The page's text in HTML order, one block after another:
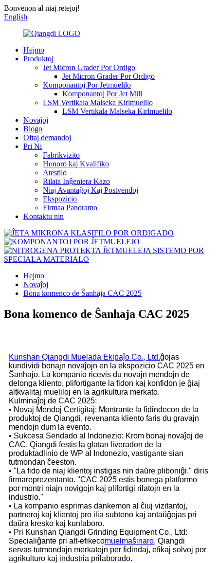
Bonvenon al niaj retejoj!
English
Hejmo
Produktoj
Jet Micron Grader Por Ordigo
Jet Micron Grader Por Ordigo
Komponantoj Por Jetmuelilo
Komponantoj Por Jet Mill
LSM Vertikala Malseka Kirlmuelilo
LSM Vertikala Malseka Kirlmuelilo
Novaĵoj
Blogo
Oftaj demandoj
Pri Ni
Fabrikvizito
Honoro kaj Kvalifiko
Atestilo
Rilata Inĝeniera Kazo
Niaj Avantaĝoj Kaj Postvendoj
Ekspozicio
Firmaa Panoramo
Kontaktu nin
Hejmo
Novaĵoj
Bona komenco de Ŝanhaja CAC 2025
Bona komenco de Ŝanhaja CAC 2025
Kunshan Qiangdi Muelada Ekipaĵo Co., Ltd.ĝojas
kundividi bonajn novaĵojn en la ekspozicio CAC 2025 en
Ŝanhajo. La kompanio ricevis du novajn mendojn de
delonga kliento, plifortigante la fidon kaj konfidon je ĝiaj
altkvalitaj mueliloj en la agrikultura merkato.
Kulminaĵoj de CAC 2025:
• Novaj Mendoj Certigitaj: Montrante la fidindecon de la
produktoj de Qiangdi, revenanta kliento faris du gravajn
mendojn dum la evento.
• Sukcesa Sendado al Indonezio: Krom bonaj novaĵoj de
CAC, Qiangdi festis la glatan liveradon de la
produktadlinio de WP al Indonezio, vastigante sian
tutmondan ĉeeston.
• "La fido de niaj klientoj instigas nin daŭre pliboniĝi," diris
firmareprezentanto. "CAC 2025 estis bonega platformo
por montri niajn novigojn kaj plifortigi rilatojn en la
industrio."
• La kompanio esprimas dankemon al ĉiuj vizitantoj,
partneroj kaj klientoj pro ilia subteno kaj antaŭĝojas pri
daŭra kresko kaj kunlaboro.
• Pri Kunshan Qiangdi Grinding Equipment Co., Ltd:
Specialiĝante pri alt-efikecomuelmaŝinaro, Qiangdi
servas tutmondajn merkatojn per fidindaj, efikaj solvoj por
agrikulturo kaj industria prilaborado.